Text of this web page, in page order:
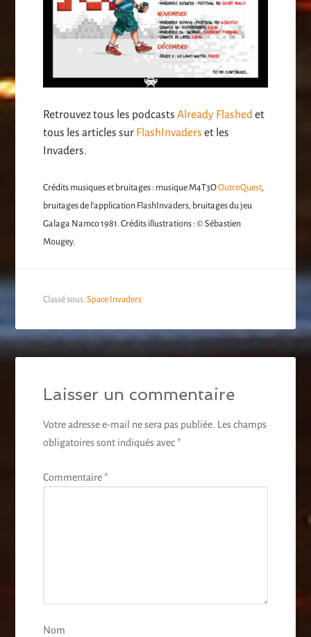
Retrouvez tous les podcastsAlready Flashedet
tous les articles sur FlashInvaders et les
Invaders.
Crédits musiques et bruitages : musique M4T3OOutroQuest,
bruitages de l’application FlashInvaders, bruitages du jeu
Galaga Namco 1981. Crédits illustrations : © Sébastien
Mougey.
Classé sous :Space Invaders
Laisser un commentaire
Votre adresse e-mail ne sera pas publiée. Les champs
obligatoires sont indiqués avec*
Commentaire*
Nom